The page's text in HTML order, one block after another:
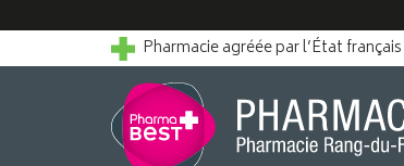
Pharmacie agréée par l’État français